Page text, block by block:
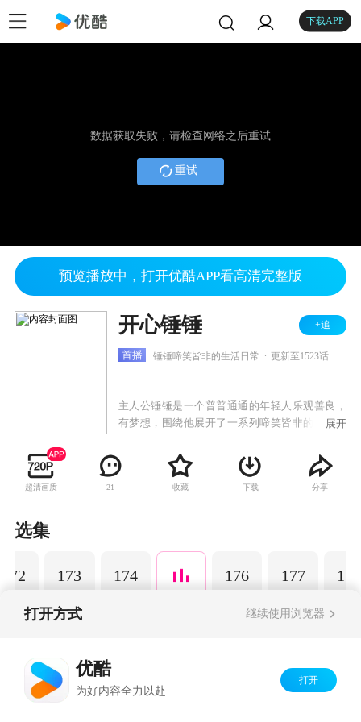
下载APP
数据获取失败，请检查网络之后重试
重试
预览播放中，打开优酷APP看高清完整版
开心锤锤 +追
首播 锤锤啼笑皆非的生活日常 更新至1523话
主人公锤锤是一个普普通通的年轻人乐观善良，
有梦想，围绕他展开了一系列啼笑皆非的故事。
常生活中发生的小故事，引发观众共鸣，传递正
能量，深受粉丝的喜爱。
展开
超清画质 21 收藏 下载 分享
选集
172 173 174 176 177 178
打开方式 继续使用浏览器
优酷
为好内容全力以赴
打开